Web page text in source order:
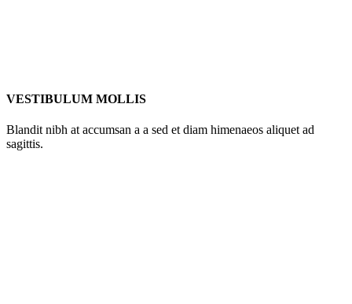
VESTIBULUM MOLLIS
Blandit nibh at accumsan a a sed et diam himenaeos aliquet ad
sagittis.